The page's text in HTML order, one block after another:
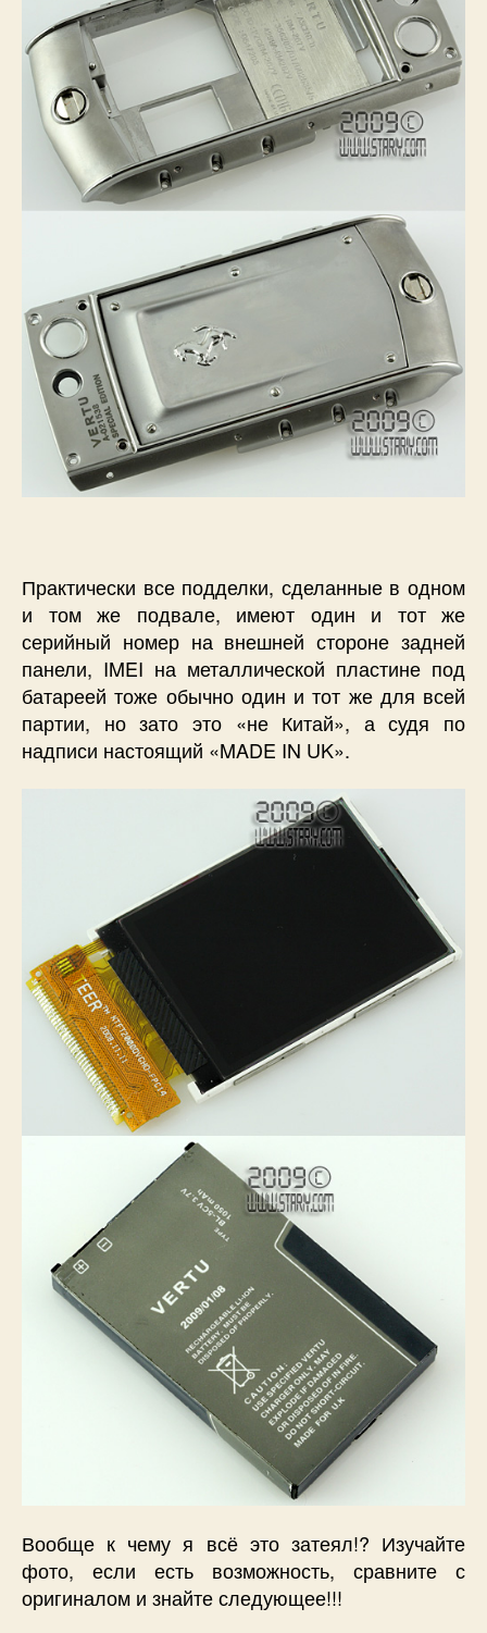
Практически все подделки, сделанные в одном
и том же подвале, имеют один и тот же
серийный номер на внешней стороне задней
панели, IMEI на металлической пластине под
батареей тоже обычно один и тот же для всей
партии, но зато это «не Китай», а судя по
надписи настоящий «MADE IN UK».
Вообще к чему я всё это затеял!? Изучайте
фото, если есть возможность, сравните с
оригиналом и знайте следующее!!!